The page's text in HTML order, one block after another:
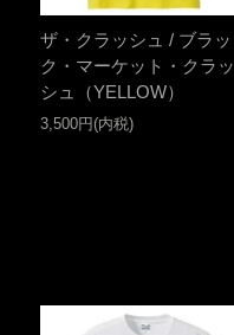
ザ・クラッシュ / ブラッ
ク・マーケット・クラッ
シュ（YELLOW）
3,500円(内税)